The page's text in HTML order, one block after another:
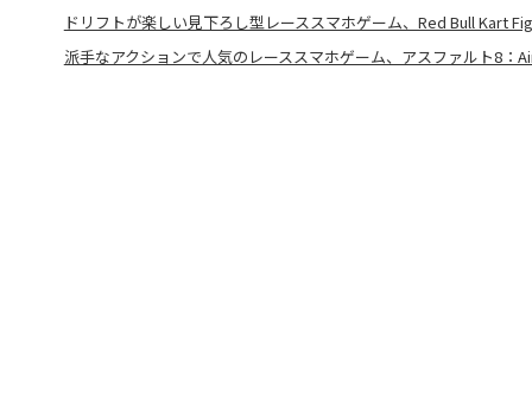
ドリフトが楽しい見下ろし型レーススマホゲーム、Red Bull Kart
派手なアクションで人気のレーススマホゲーム、アスファルト8：